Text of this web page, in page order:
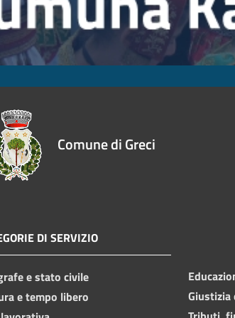
Comune di Greci
DI SERVIZIO
e stato civile
e tempo libero
Giustizia